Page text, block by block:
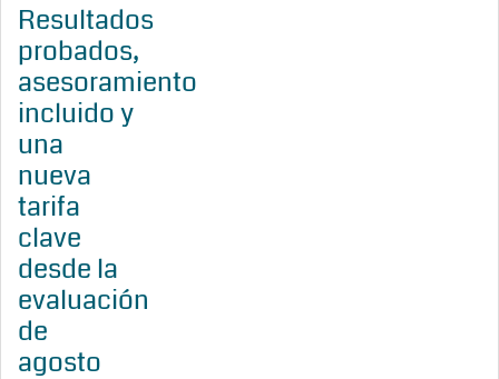
Resultados
probados,
asesoramiento
incluido y
una
nueva
tarifa
clave
desde la
evaluación
de
agosto